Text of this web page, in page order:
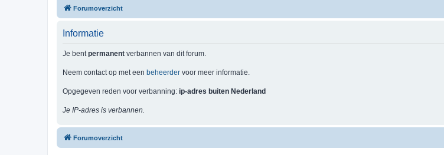
Forumoverzicht
Informatie
Je bentpermanent verbannen van dit forum.
Neem contact op met een beheerder voor meer informatie.
Opgegeven reden voor verbanning: ip-adres buiten Nederland
Je IP-adres is verbannen.
Forumoverzicht